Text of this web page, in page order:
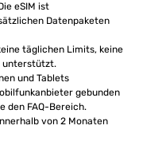
eSIM ist
Datenpaketen
täglichen Limits, keine
unterstützt.
und Tablets
gebunden
den FAQ-Bereich.
von 2 Monaten